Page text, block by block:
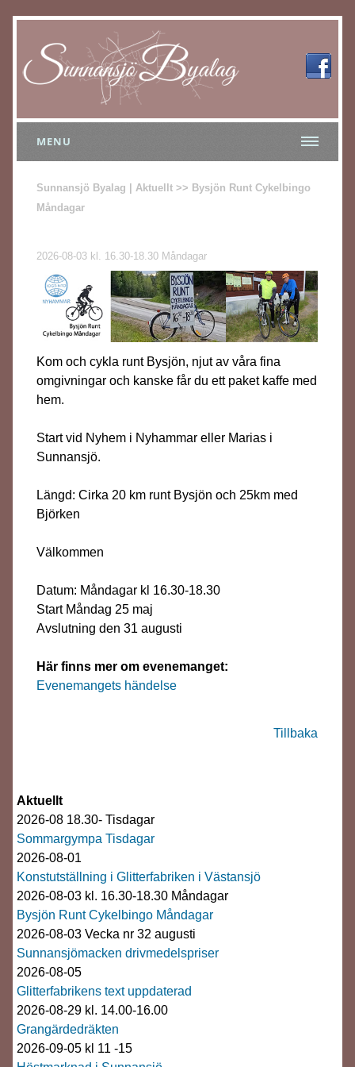
MENU
Sunnansjö Byalag | Aktuellt >> Bysjön Runt Cykelbingo
Måndagar
2026-08-03 kl. 16.30-18.30 Måndagar
Kom och cykla runt Bysjön, njut av våra fina
omgivningar och kanske får du ett paket kaffe med
hem.
Start vid Nyhem i Nyhammar eller Marias i
Sunnansjö.
Längd: Cirka 20 km runt Bysjön och 25km med
Björken
Välkommen
Datum: Måndagar kl 16.30-18.30
Start Måndag 25 maj
Avslutning den 31 augusti
Här finns mer om evenemanget:
Evenemangets händelse
Tillbaka
Aktuellt
2026-08 18.30- Tisdagar
Sommargympa Tisdagar
2026-08-01
Konstutställning i Glitterfabriken i Västansjö
2026-08-03 kl. 16.30-18.30 Måndagar
Bysjön Runt Cykelbingo Måndagar
2026-08-03 Vecka nr 32 augusti
Sunnansjömacken drivmedelspriser
2026-08-05
Glitterfabrikens text uppdaterad
2026-08-29 kl. 14.00-16.00
Grangärdedräkten
2026-09-05 kl 11 -15